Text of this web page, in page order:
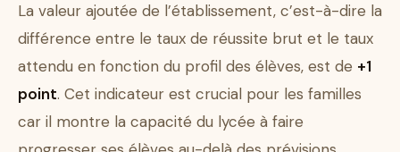
La valeur ajoutée de l’établissement, c’est-à-dire la
différence entre le taux de réussite brut et le taux
attendu en fonction du profil des élèves, est de +1
point. Cet indicateur est crucial pour les familles
car il montre la capacité du lycée à faire